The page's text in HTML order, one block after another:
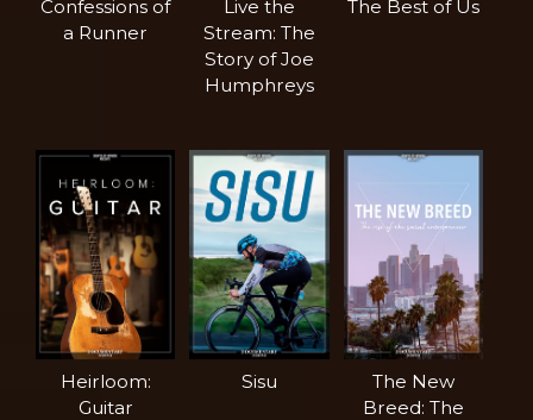
Confessions of
a Runner
Live the
Stream: The
Story of Joe
Humphreys
The Best of Us
Heirloom:
Guitar
Sisu
The New
Breed: The